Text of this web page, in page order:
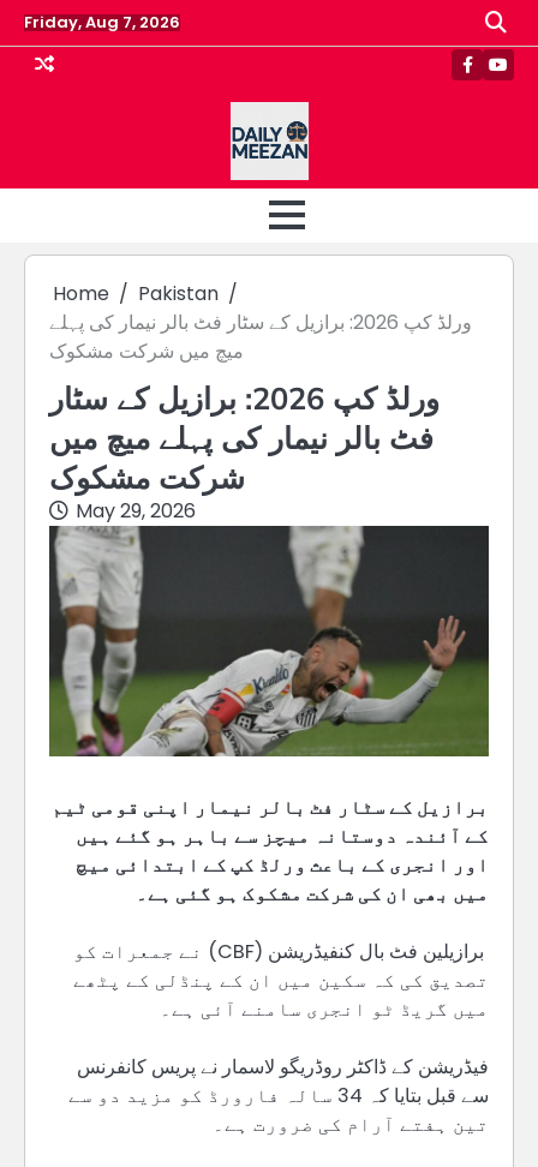
Skip
to
content
Friday, Aug 7, 2026
Home
Pakistan
ورلڈ کپ 2026: برازیل کے سٹار فٹ بالر نیمار کی پہلے
میچ میں شرکت مشکوک
ورلڈ کپ 2026: برازیل کے سٹار
فٹ بالر نیمار کی پہلے میچ میں
شرکت مشکوک
May 29, 2026
برازیل کے سٹار فٹ بالر نیمار اپنی قومی ٹیم
کے آئندہ دوستانہ میچز سے باہر ہو گئے ہیں
اور انجری کے باعث ورلڈ کپ کے ابتدائی میچ
میں بھی ان کی شرکت مشکوک ہو گئی ہے۔
برازیلین فٹ بال کنفیڈریشن (CBF) نے جمعرات کو
تصدیق کی کہ سکین میں ان کے پنڈلی کے پٹھے
میں گریڈ ٹو انجری سامنے آئی ہے۔
فیڈریشن کے ڈاکٹر روڈریگو لاسمار نے پریس کانفرنس
سے قبل بتایا کہ 34 سالہ فارورڈ کو مزید دو سے
تین ہفتے آرام کی ضرورت ہے۔